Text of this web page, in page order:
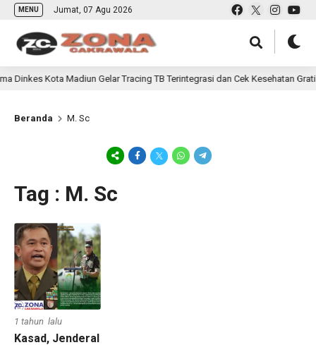
MENU Jumat, 07 Agu 2026
Kota Madiun Gelar Tracing TB Terintegrasi dan Cek Kesehatan Gratis
Beranda M. Sc
Tag : M. Sc
1 tahun lalu
Kasad, Jenderal